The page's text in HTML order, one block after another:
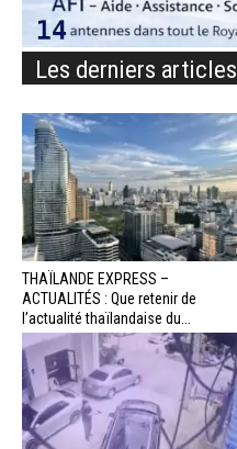
Les derniers articles
THAÏLANDE EXPRESS –
ACTUALITÉS : Que retenir de
l’actualité thaïlandaise du...